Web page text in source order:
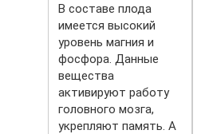
В составе плода
имеется высокий
уровень магния и
фосфора. Данные
вещества
активируют работу
головного мозга,
укрепляют память. А